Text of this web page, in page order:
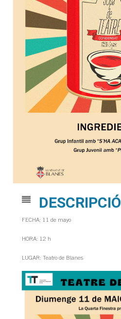
DESCRIPCIÓ
FECHA: 11 de mayo
HORA: 12 h
LUGAR: Teatro de Blanes